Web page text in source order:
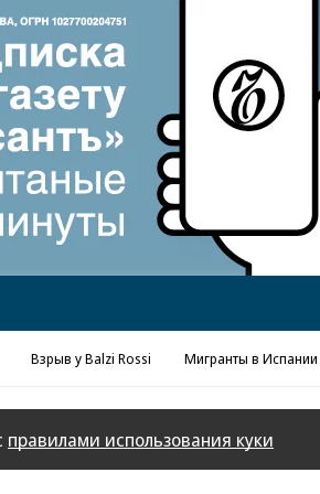
Реклама в «Ъ»
Взрыв у Balzi Rossi Мигранты в Испании
правилами использования куки